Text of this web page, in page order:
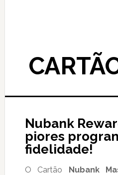
Nubank
piores
fidelidade!
O Cartão Nubank